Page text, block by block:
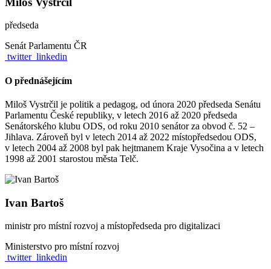
předseda
Senát Parlamentu ČR
twitter linkedin
O přednášejícím
Miloš Vystrčil je politik a pedagog, od února 2020 předseda Senátu
Parlamentu České republiky, v letech 2016 až 2020 předseda
Senátorského klubu ODS, od roku 2010 senátor za obvod č. 52 –
Jihlava. Zároveň byl v letech 2014 až 2022 místopředsedou ODS,
v letech 2004 až 2008 byl pak hejtmanem Kraje Vysočina a v letech
1998 až 2001 starostou města Telč.
Ivan Bartoš
ministr pro místní rozvoj a místopředseda pro digitalizaci
Ministerstvo pro místní rozvoj
twitter linkedin